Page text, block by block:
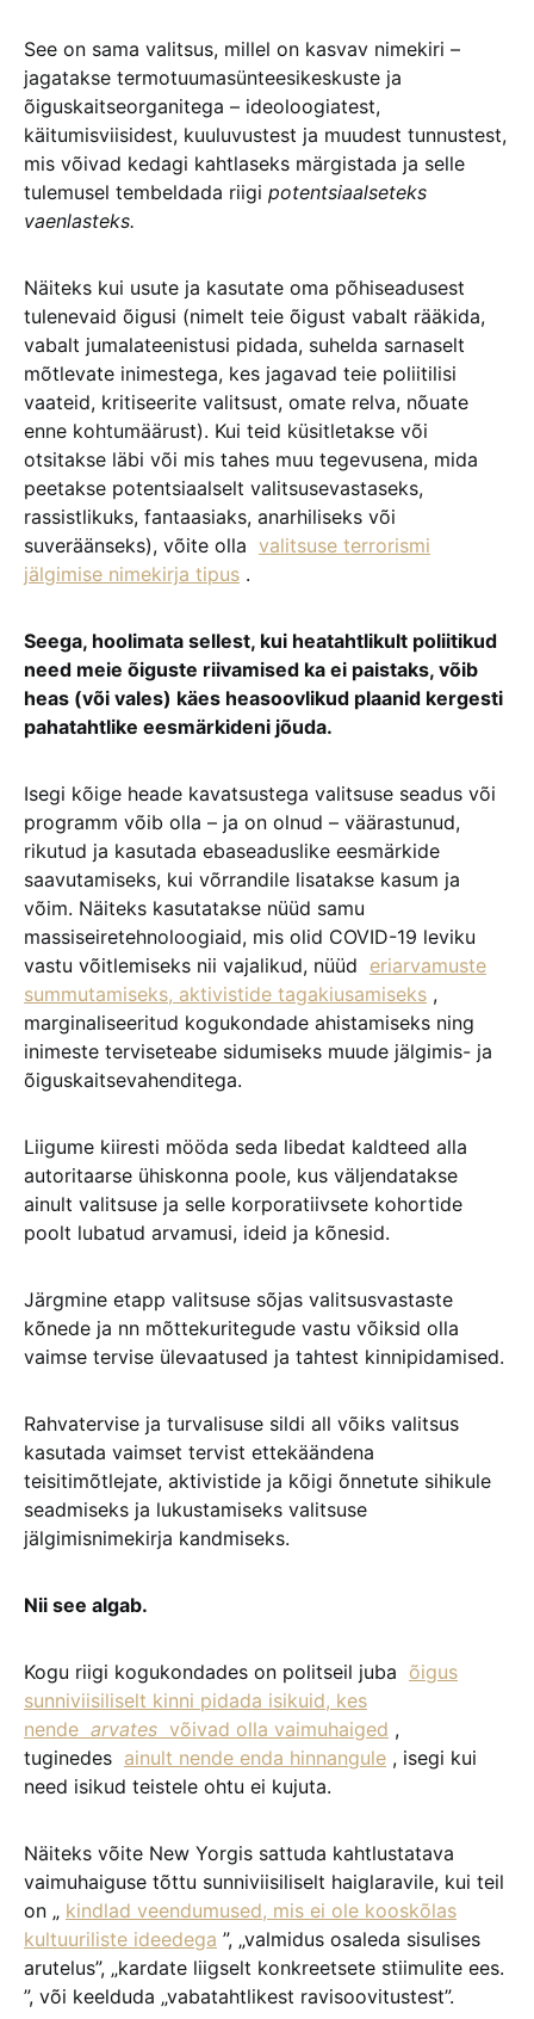
See on sama valitsus, millel on kasvav nimekiri –
jagatakse termotuumasünteesikeskuste ja
õiguskaitseorganitega – ideoloogiatest,
käitumisviisidest, kuuluvustest ja muudest tunnustest,
mis võivad kedagi kahtlaseks märgistada ja selle
tulemusel tembeldada riigi potentsiaalseteks
vaenlasteks.
Näiteks kui usute ja kasutate oma põhiseadusest
tulenevaid õigusi (nimelt teie õigust vabalt rääkida,
vabalt jumalateenistusi pidada, suhelda sarnaselt
mõtlevate inimestega, kes jagavad teie poliitilisi
vaateid, kritiseerite valitsust, omate relva, nõuate
enne kohtumäärust). Kui teid küsitletakse või
otsitakse läbi või mis tahes muu tegevusena, mida
peetakse potentsiaalselt valitsusevastaseks,
rassistlikuks, fantaasiaks, anarhiliseks või
suveräänseks), võite olla valitsuse terrorismi
jälgimise nimekirja tipus .
Seega, hoolimata sellest, kui heatahtlikult poliitikud
need meie õiguste riivamised ka ei paistaks, võib
heas (või vales) käes heasoovlikud plaanid kergesti
pahatahtlike eesmärkideni jõuda.
Isegi kõige heade kavatsustega valitsuse seadus või
programm võib olla – ja on olnud – väärastunud,
rikutud ja kasutada ebaseaduslike eesmärkide
saavutamiseks, kui võrrandile lisatakse kasum ja
võim. Näiteks kasutatakse nüüd samu
massiseiretehnoloogiaid, mis olid COVID-19 leviku
vastu võitlemiseks nii vajalikud, nüüd eriarvamuste
summutamiseks, aktivistide tagakiusamiseks ,
marginaliseeritud kogukondade ahistamiseks ning
inimeste terviseteabe sidumiseks muude jälgimis- ja
õiguskaitsevahenditega.
Liigume kiiresti mööda seda libedat kaldteed alla
autoritaarse ühiskonna poole, kus väljendatakse
ainult valitsuse ja selle korporatiivsete kohortide
poolt lubatud arvamusi, ideid ja kõnesid.
Järgmine etapp valitsuse sõjas valitsusvastaste
kõnede ja nn mõttekuritegude vastu võiksid olla
vaimse tervise ülevaatused ja tahtest kinnipidamised.
Rahvatervise ja turvalisuse sildi all võiks valitsus
kasutada vaimset tervist ettekäändena
teisitimõtlejate, aktivistide ja kõigi õnnetute sihikule
seadmiseks ja lukustamiseks valitsuse
jälgimisnimekirja kandmiseks.
Nii see algab.
Kogu riigi kogukondades on politseil juba õigus
sunniviisiliselt kinni pidada isikuid, kes
nende arvates võivad olla vaimuhaiged ,
tuginedes ainult nende enda hinnangule , isegi kui
need isikud teistele ohtu ei kujuta.
Näiteks võite New Yorgis sattuda kahtlustatava
vaimuhaiguse tõttu sunniviisiliselt haiglaravile, kui teil
on „ kindlad veendumused, mis ei ole kooskõlas
kultuuriliste ideedega ”, „valmidus osaleda sisulises
arutelus”, „kardate liigselt konkreetsete stiimulite ees.
”, või keelduda „vabatahtlikest ravisoovitustest”.